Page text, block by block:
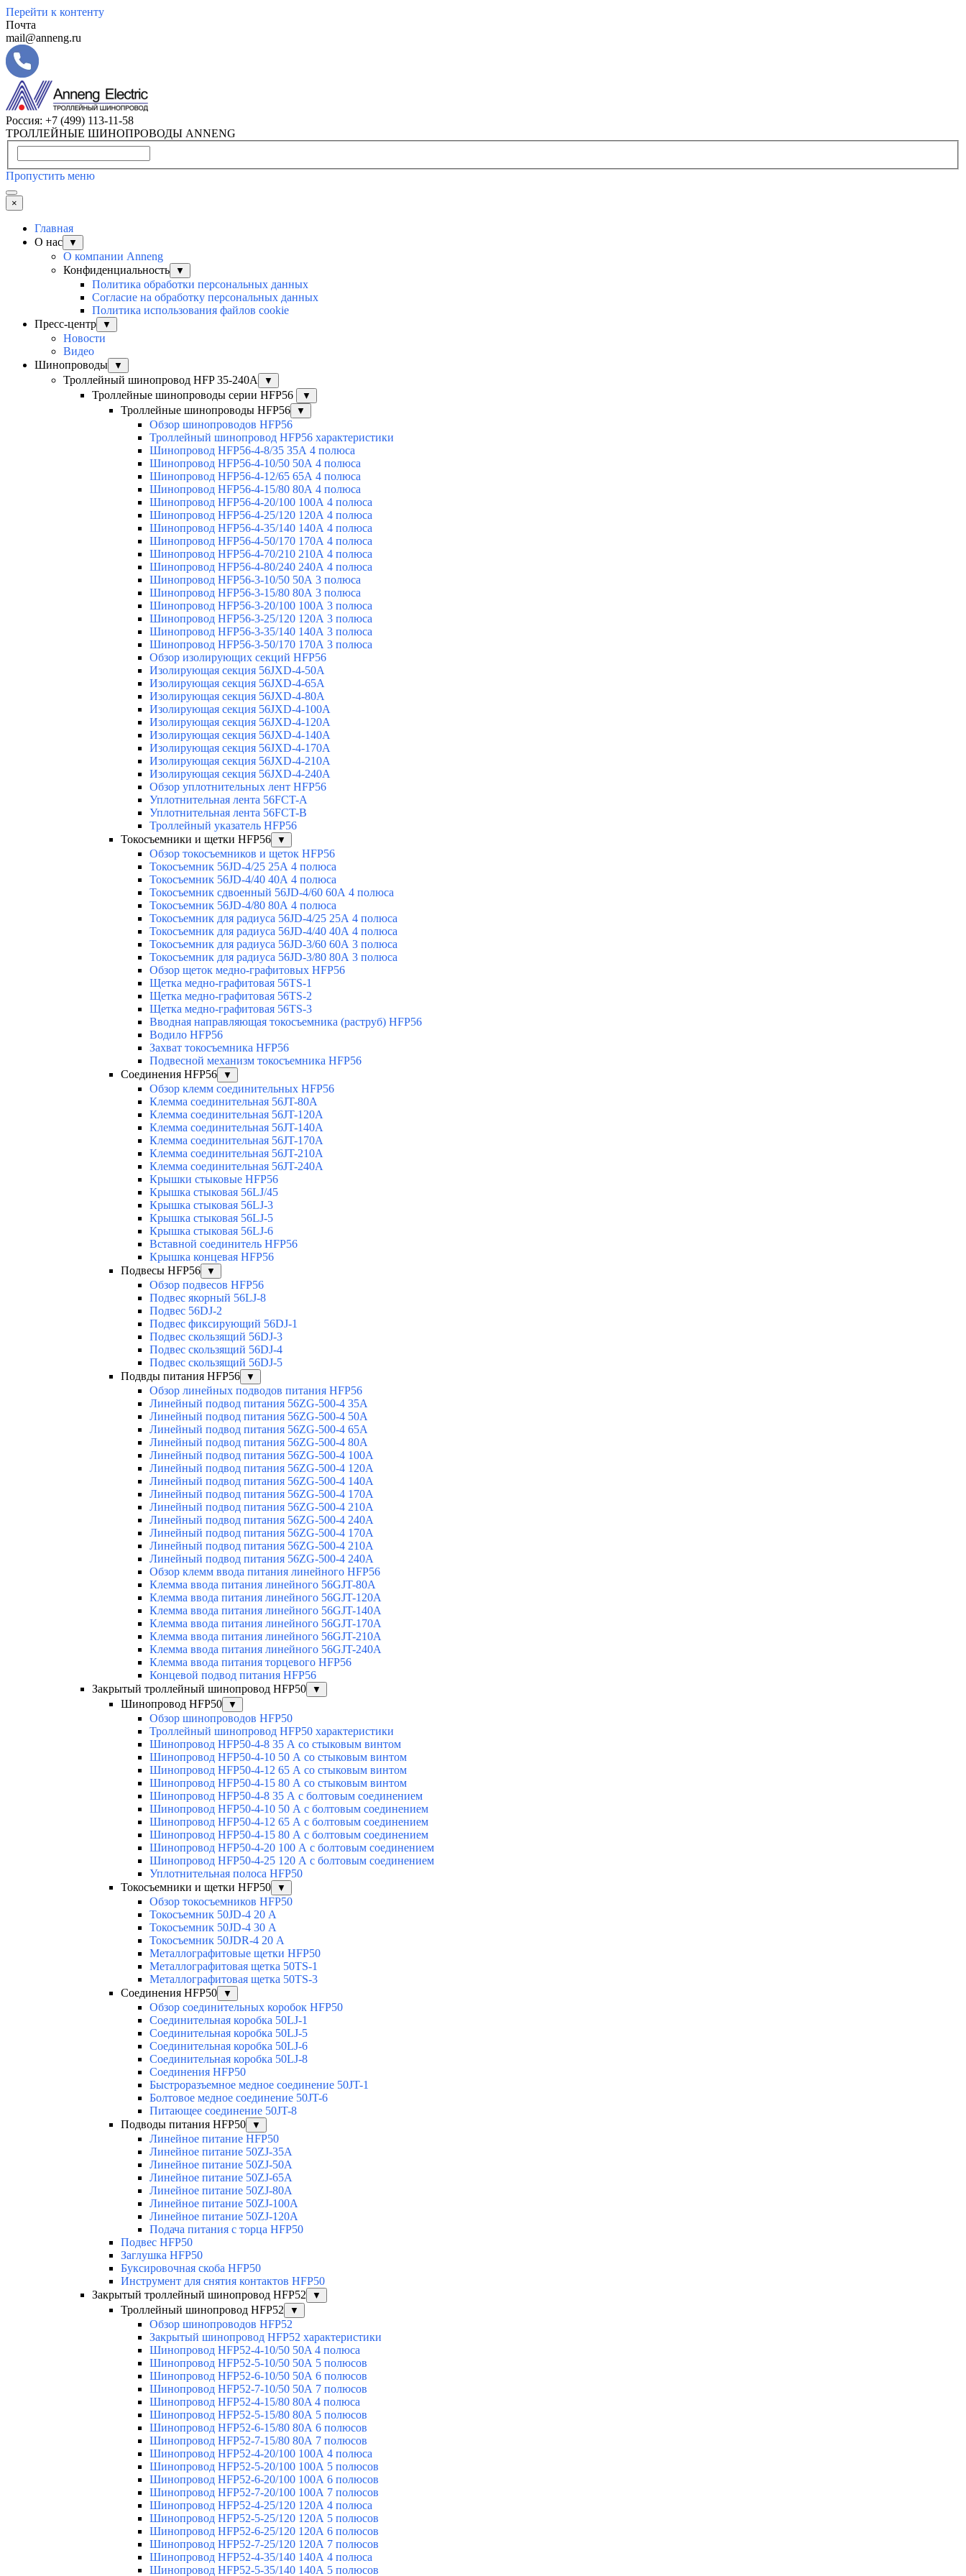
Перейти к контенту
Почта
mail@anneng.ru
Россия: +7 (499) 113-11-58
ТРОЛЛЕЙНЫЕ ШИНОПРОВОДЫ ANNENG
Пропустить меню
×
Главная
О нас
▼
О компании Anneng
Конфиденциальность
▼
Политика обработки персональных данных
Согласие на обработку персональных данных
Политика использования файлов cookie
Пресс-центр
▼
Новости
Видео
Шинопроводы
▼
Троллейный шинопровод HFP 35-240А ▼
Троллейные шинопроводы серии HFP56 ▼
Троллейные шинопроводы HFP56 ▼
Обзор шинопроводов HFP56
Троллейный шинопровод HFP56 характеристики
Шинопровод HFP56-4-8/35 35А 4 полюса
Шинопровод HFP56-4-10/50 50А 4 полюса
Шинопровод HFP56-4-12/65 65А 4 полюса
Шинопровод HFP56-4-15/80 80А 4 полюса
Шинопровод HFP56-4-20/100 100А 4 полюса
Шинопровод HFP56-4-25/120 120А 4 полюса
Шинопровод HFP56-4-35/140 140А 4 полюса
Шинопровод HFP56-4-50/170 170А 4 полюса
Шинопровод HFP56-4-70/210 210А 4 полюса
Шинопровод HFP56-4-80/240 240А 4 полюса
Шинопровод HFP56-3-10/50 50А 3 полюса
Шинопровод HFP56-3-15/80 80А 3 полюса
Шинопровод HFP56-3-20/100 100А 3 полюса
Шинопровод HFP56-3-25/120 120А 3 полюса
Шинопровод HFP56-3-35/140 140А 3 полюса
Шинопровод HFP56-3-50/170 170А 3 полюса
Обзор изолирующих секций HFP56
Изолирующая секция 56JXD-4-50A
Изолирующая секция 56JXD-4-65A
Изолирующая секция 56JXD-4-80A
Изолирующая секция 56JXD-4-100A
Изолирующая секция 56JXD-4-120A
Изолирующая секция 56JXD-4-140A
Изолирующая секция 56JXD-4-170A
Изолирующая секция 56JXD-4-210A
Изолирующая секция 56JXD-4-240A
Обзор уплотнительных лент HFP56
Уплотнительная лента 56FCT-A
Уплотнительная лента 56FCT-B
Троллейный указатель HFP56
Токосъемники и щетки HFP56
▼
Обзор токосъемников и щеток HFP56
Токосъемник 56JD-4/25 25А 4 полюса
Токосъемник 56JD-4/40 40А 4 полюса
Токосъемник сдвоенный 56JD-4/60 60А 4 полюса
Токосъемник 56JD-4/80 80А 4 полюса
Токосъемник для радиуса 56JD-4/25 25А 4 полюса
Токосъемник для радиуса 56JD-4/40 40А 4 полюса
Токосъемник для радиуса 56JD-3/60 60А 3 полюса
Токосъемник для радиуса 56JD-3/80 80А 3 полюса
Обзор щеток медно-графитовых HFP56
Щетка медно-графитовая 56TS-1
Щетка медно-графитовая 56TS-2
Щетка медно-графитовая 56TS-3
Вводная направляющая токосъемника (раструб) HFP56
Водило HFP56
Захват токосъемника HFP56
Подвесной механизм токосъемника HFP56
Соединения HFP56
▼
Обзор клемм соединительных HFP56
Клемма соединительная 56JT-80A
Клемма соединительная 56JT-120A
Клемма соединительная 56JT-140A
Клемма соединительная 56JT-170A
Клемма соединительная 56JT-210A
Клемма соединительная 56JT-240A
Крышки стыковые HFP56
Крышка стыковая 56LJ/45
Крышка стыковая 56LJ-3
Крышка стыковая 56LJ-5
Крышка стыковая 56LJ-6
Вставной соединитель HFP56
Крышка концевая HFP56
Подвесы HFP56
▼
Обзор подвесов HFP56
Подвес якорный 56LJ-8
Подвес 56DJ-2
Подвес фиксирующий 56DJ-1
Подвес скользящий 56DJ-3
Подвес скользящий 56DJ-4
Подвес скользящий 56DJ-5
Подвды питания HFP56
▼
Обзор линейных подводов питания HFP56
Линейный подвод питания 56ZG-500-4 35A
Линейный подвод питания 56ZG-500-4 50A
Линейный подвод питания 56ZG-500-4 65A
Линейный подвод питания 56ZG-500-4 80A
Линейный подвод питания 56ZG-500-4 100A
Линейный подвод питания 56ZG-500-4 120A
Линейный подвод питания 56ZG-500-4 140A
Линейный подвод питания 56ZG-500-4 170A
Линейный подвод питания 56ZG-500-4 210A
Линейный подвод питания 56ZG-500-4 240A
Линейный подвод питания 56ZG-500-4 170A
Линейный подвод питания 56ZG-500-4 210A
Линейный подвод питания 56ZG-500-4 240A
Обзор клемм ввода питания линейного HFP56
Клемма ввода питания линейного 56GJT-80A
Клемма ввода питания линейного 56GJT-120A
Клемма ввода питания линейного 56GJT-140A
Клемма ввода питания линейного 56GJT-170A
Клемма ввода питания линейного 56GJT-210A
Клемма ввода питания линейного 56GJT-240A
Клемма ввода питания торцевого HFP56
Концевой подвод питания HFP56
Закрытый троллейный шинопровод HFP50
▼
Шинопровод HFP50 ▼
Обзор шинопроводов HFP50
Троллейный шинопровод HFP50 характеристики
Шинопровод HFP50-4-8 35 А со стыковым винтом
Шинопровод HFP50-4-10 50 А со стыковым винтом
Шинопровод HFP50-4-12 65 А со стыковым винтом
Шинопровод HFP50-4-15 80 А со стыковым винтом
Шинопровод HFP50-4-8 35 А с болтовым соединением
Шинопровод HFP50-4-10 50 А с болтовым соединением
Шинопровод HFP50-4-12 65 А с болтовым соединением
Шинопровод HFP50-4-15 80 А с болтовым соединением
Шинопровод HFP50-4-20 100 А с болтовым соединением
Шинопровод HFP50-4-25 120 А с болтовым соединением
Уплотнительная полоса HFP50
Токосъемники и щетки HFP50
▼
Обзор токосъемников HFP50
Токосъемник 50JD-4 20 А
Токосъемник 50JD-4 30 А
Токосъемник 50JDR-4 20 А
Металлографитовые щетки HFP50
Металлографитовая щетка 50TS-1
Металлографитовая щетка 50TS-3
Соединения HFP50
▼
Обзор соединительных коробок HFP50
Соединительная коробка 50LJ-1
Соединительная коробка 50LJ-5
Соединительная коробка 50LJ-6
Соединительная коробка 50LJ-8
Соединения HFP50
Быстроразъемное медное соединение 50JT-1
Болтовое медное соединение 50JT-6
Питающее соединение 50JT-8
Подводы питания HFP50
▼
Линейное питание HFP50
Линейное питание 50ZJ-35A
Линейное питание 50ZJ-50A
Линейное питание 50ZJ-65A
Линейное питание 50ZJ-80A
Линейное питание 50ZJ-100A
Линейное питание 50ZJ-120A
Подача питания с торца HFP50
Подвес HFP50
Заглушка HFP50
Буксировочная скоба HFP50
Инструмент для снятия контактов HFP50
Закрытый троллейный шинопровод HFP52
▼
Троллейный шинопровод HFP52 ▼
Обзор шинопроводов HFP52
Закрытый шинопровод HFP52 характеристики
Шинопровод HFP52-4-10/50 50A 4 полюса
Шинопровод HFP52-5-10/50 50А 5 полюсов
Шинопровод HFP52-6-10/50 50А 6 полюсов
Шинопровод HFP52-7-10/50 50А 7 полюсов
Шинопровод HFP52-4-15/80 80A 4 полюса
Шинопровод HFP52-5-15/80 80А 5 полюсов
Шинопровод HFP52-6-15/80 80А 6 полюсов
Шинопровод HFP52-7-15/80 80А 7 полюсов
Шинопровод HFP52-4-20/100 100А 4 полюса
Шинопровод HFP52-5-20/100 100А 5 полюсов
Шинопровод HFP52-6-20/100 100А 6 полюсов
Шинопровод HFP52-7-20/100 100А 7 полюсов
Шинопровод HFP52-4-25/120 120А 4 полюса
Шинопровод HFP52-5-25/120 120А 5 полюсов
Шинопровод HFP52-6-25/120 120А 6 полюсов
Шинопровод HFP52-7-25/120 120А 7 полюсов
Шинопровод HFP52-4-35/140 140А 4 полюса
Шинопровод HFP52-5-35/140 140А 5 полюсов